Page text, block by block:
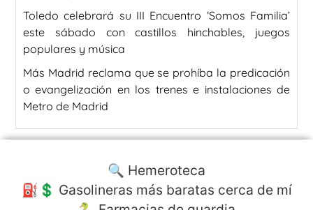
Toledo celebrará su III Encuentro ‘Somos Familia’
este sábado con castillos hinchables, juegos
populares y música
Más Madrid reclama que se prohíba la predicación
o evangelización en los trenes e instalaciones de
Metro de Madrid
🔍 Hemeroteca
⛽️💲 Gasolineras más baratas cerca de mí